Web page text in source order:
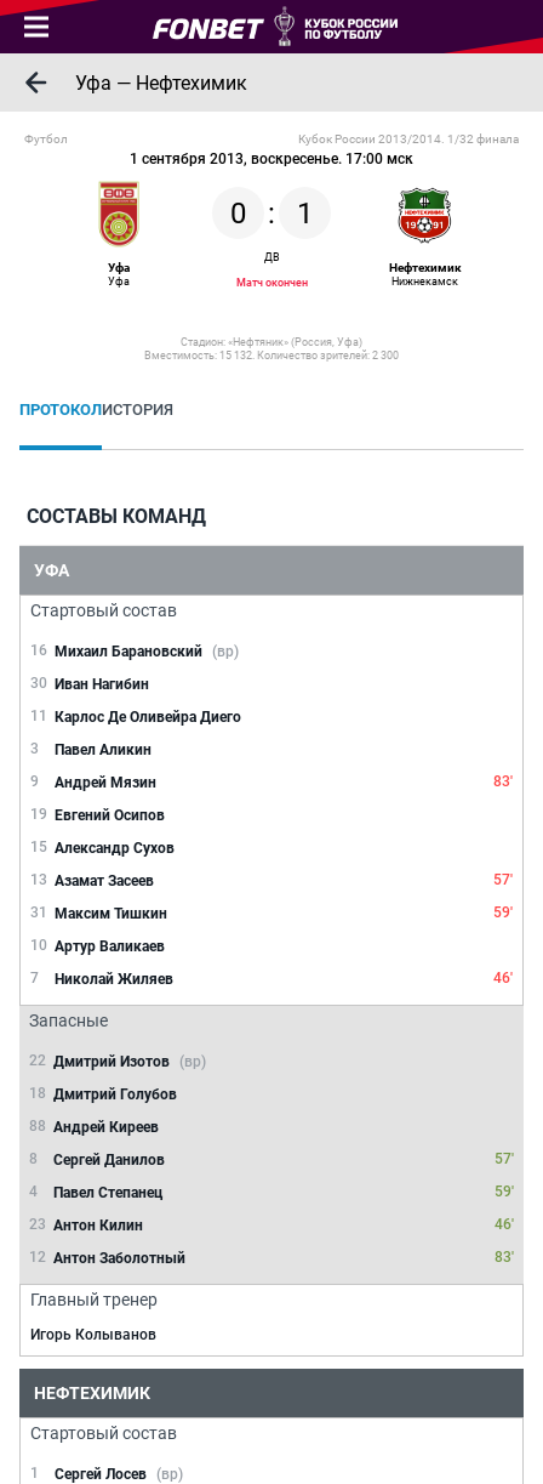
Уфа — Нефтехимик
Футбол
1 сентября 2013, воскресенье. 17:00 мск
Кубок России 2013/2014. 1/32 финала
Уфа
Уфа
0 : 1
ДВ
Матч окончен
Нефтехимик
Нижнекамск
Стадион: «Нефтяник» (Россия, Уфа)
Вместимость: 15 132. Количество зрителей: 2 300
ПРОТОКОЛИСТОРИЯ
СОСТАВЫ КОМАНД
УФА
Стартовый состав
16 Михаил Барановский (вр)
30 Иван Нагибин
11
Карлос Де Оливейра Диего
3
Павел Аликин
9
Андрей Мязин
83'
19 Евгений Осипов
15 Александр Сухов
13 Азамат Засеев
57'
31
Максим Тишкин
59'
10 Артур Валикаев
7
Николай Жиляев 46'
Запасные
22 Дмитрий Изотов
(вр)
18 Дмитрий Голубов
88 Андрей Киреев
8
Сергей Данилов
57'
4
Павел Степанец
59'
23 Антон Килин
46'
12 Антон Заболотный 83'
Главный тренер
Игорь Колыванов
НЕФТЕХИМИК
Стартовый состав
1 Сергей Лосев (вр)